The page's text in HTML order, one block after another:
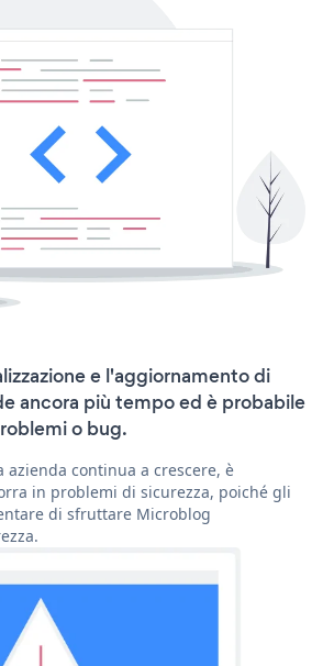
e l'aggiornamento di
ancora più tempo ed è probabile
o bug.
azienda continua a crescere, è
in problemi di sicurezza, poiché gli
di sfruttare Microblog